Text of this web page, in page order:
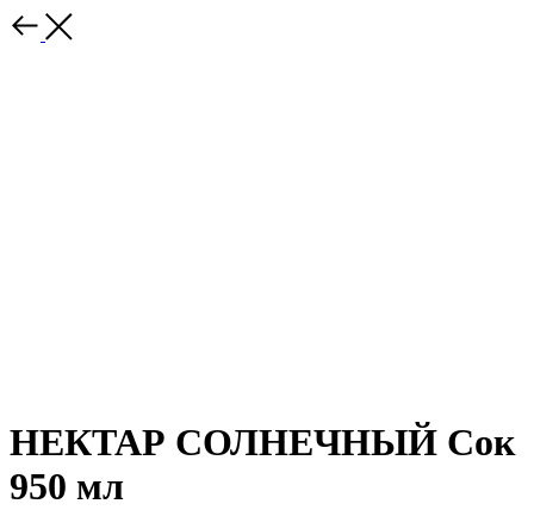
НЕКТАР СОЛНЕЧНЫЙ Сок
950 мл